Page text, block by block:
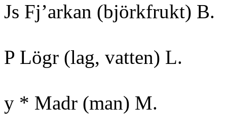
Js Fj’arkan (björkfrukt) B.
P Lögr (lag, vatten) L.
y * Madr (man) M.